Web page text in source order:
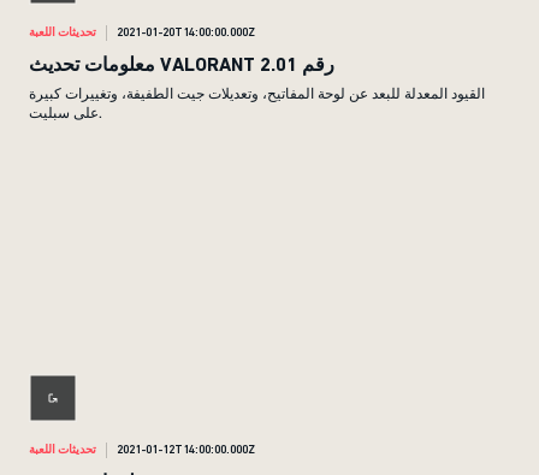
تحديثات اللعبة 2021-01-20T14:00:00.000Z
معلومات تحديث VALORANT رقم 2.01
القيود المعدلة للبعد عن لوحة المفاتيح، وتعديلات جيت الطفيفة، وتغييرات كبيرة
على سبليت.
تحديثات اللعبة 2021-01-12T14:00:00.000Z